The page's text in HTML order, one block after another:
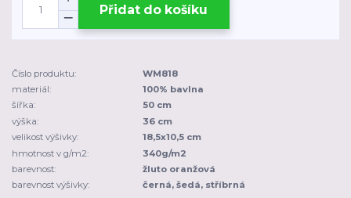
Přidat do košíku
Číslo produktu:
WM818
materiál:
100% bavlna
šířka:
50 cm
výška:
36 cm
velikost výšivky:
18,5x10,5 cm
hmotnost v g/m2:
340g/m2
barevnost:
žluto oranžová
barevnost výšivky:
černá, šedá, stříbrná